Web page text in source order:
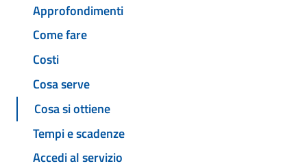
Approfondimenti
Come fare
Costi
Cosa serve
Cosa si ottiene
Tempi e scadenze
Accedi al servizio